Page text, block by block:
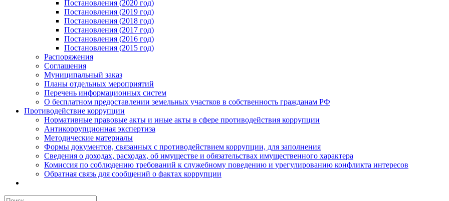
Постановления (2020 год)
Постановления (2019 год)
Постановления (2018 год)
Постановления (2017 год)
Постановления (2016 год)
Постановления (2015 год)
Распоряжения
Соглашения
Муниципальный заказ
Планы отдельных мероприятий
Перечень информационных систем
О бесплатном предоставлении земельных участков в собственность гражданам РФ
Противодействие коррупции
Нормативные правовые акты и иные акты в сфере противодействия коррупции
Антикоррупционная экспертиза
Методические материалы
Формы документов, связанных с противодействием коррупции, для заполнения
Сведения о доходах, расходах, об имуществе и обязательствах имущественного характера
Комиссия по соблюдению требований к служебному поведению и урегулированию конфликта интересов
Обратная связь для сообщений о фактах коррупции
Результат